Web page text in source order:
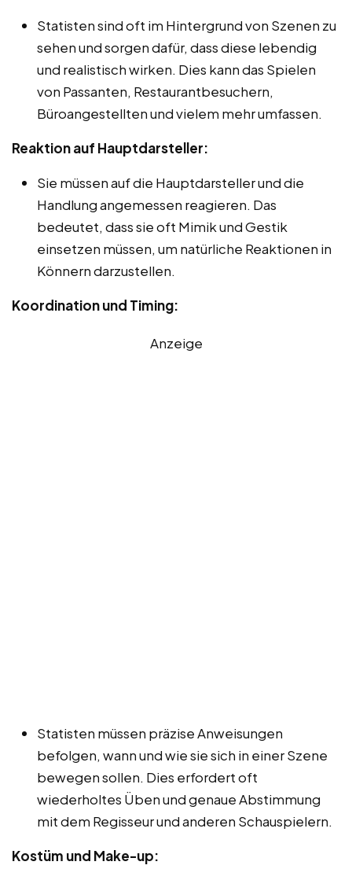
Statisten sind oft im Hintergrund von Szenen zu
sehen und sorgen dafür, dass diese lebendig
und realistisch wirken. Dies kann das Spielen
von Passanten, Restaurantbesuchern,
Büroangestellten und vielem mehr umfassen.
Reaktion auf Hauptdarsteller:
Sie müssen auf die Hauptdarsteller und die
Handlung angemessen reagieren. Das
bedeutet, dass sie oft Mimik und Gestik
einsetzen müssen, um natürliche Reaktionen in
Könnern darzustellen.
Koordination und Timing:
Anzeige
Statisten müssen präzise Anweisungen
befolgen, wann und wie sie sich in einer Szene
bewegen sollen. Dies erfordert oft
wiederholtes Üben und genaue Abstimmung
mit dem Regisseur und anderen Schauspielern.
Kostüm und Make-up: